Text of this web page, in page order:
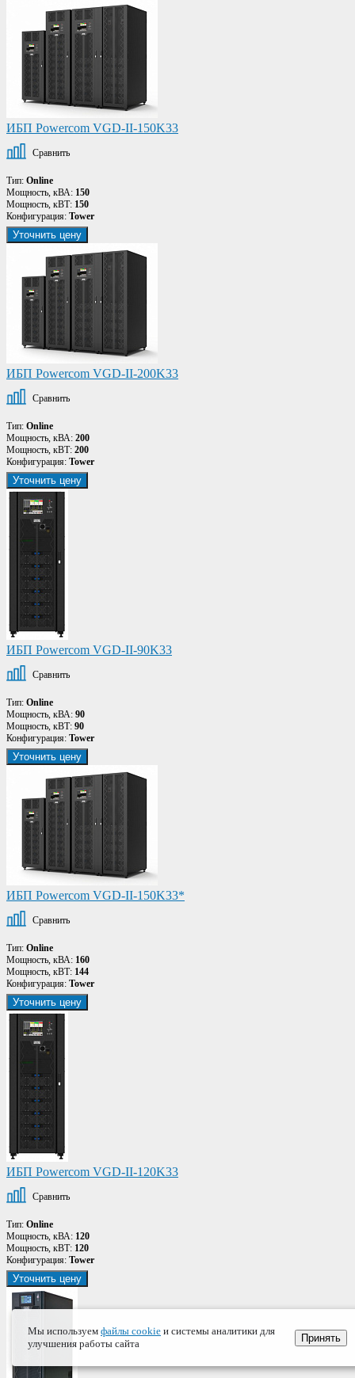
ИБП Powercom VGD-II-150K33
Сравнить
Тип: Online
Мощность, кВА: 150
Мощность, кВТ: 150
Конфигурация: Tower
Уточнить цену
ИБП Powercom VGD-II-200K33
Сравнить
Тип: Online
Мощность, кВА: 200
Мощность, кВТ: 200
Конфигурация: Tower
Уточнить цену
ИБП Powercom VGD-II-90K33
Сравнить
Тип: Online
Мощность, кВА: 90
Мощность, кВТ: 90
Конфигурация: Tower
Уточнить цену
ИБП Powercom VGD-II-150K33*
Сравнить
Тип: Online
Мощность, кВА: 160
Мощность, кВТ: 144
Конфигурация: Tower
Уточнить цену
ИБП Powercom VGD-II-120K33
Сравнить
Тип: Online
Мощность, кВА: 120
Мощность, кВТ: 120
Конфигурация: Tower
Уточнить цену
Мы используем файлы cookie и системы аналитики для
улучшения работы сайта
Принять